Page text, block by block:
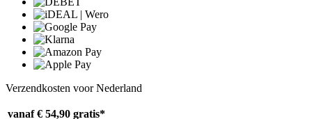
Verzendkosten voor Nederland
vanaf € 54,90 gratis*